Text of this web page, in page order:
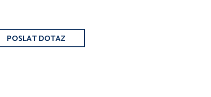
POSLAT DOTAZ